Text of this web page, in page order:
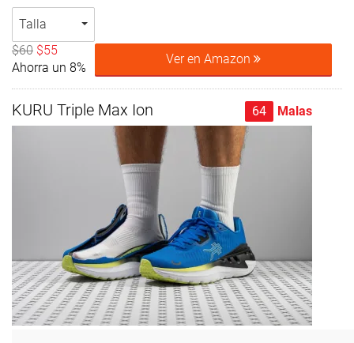
Talla
$60 $55
Ahorra un 8%
Ver en Amazon
KURU Triple Max Ion 64 Malas